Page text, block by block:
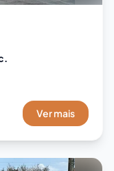
Ver mais